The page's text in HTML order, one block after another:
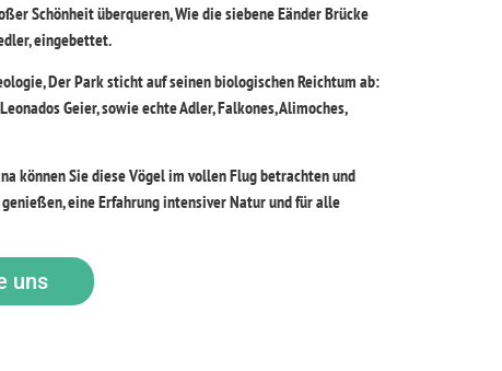
Schönheit überqueren, Wie die siebene Eänder Brücke
eingebettet.
Der Park sticht auf seinen biologischen Reichtum ab:
Geier, sowie echte Adler, Falkones, Alimoches,
können Sie diese Vögel im vollen Flug betrachten und
eine Erfahrung intensiver Natur und für alle
uns